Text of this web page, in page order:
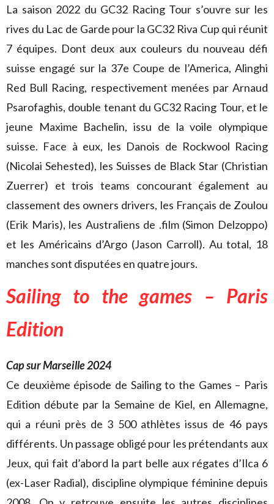
La saison 2022 du GC32 Racing Tour s’ouvre sur les
rives du Lac de Garde pour la GC32 Riva Cup qui réunit
7 équipes. Dont deux aux couleurs du nouveau défi
suisse engagé sur la 37e Coupe de l’America, Alinghi
Red Bull Racing, respectivement menées par Arnaud
Psarofaghis, double tenant du GC32 Racing Tour, et le
jeune Maxime Bachelin, issu de la voile olympique
suisse. Face à eux, les Danois de Rockwool Racing
(Nicolai Sehested), les Suisses de Black Star (Christian
Zuerrer) et trois teams concourant également au
classement des owners drivers, les Français de Zoulou
(Erik Maris), les Australiens de .film (Simon Delzoppo)
et les Américains d’Argo (Jason Carroll). Au total, 18
manches sont disputées en quatre jours.
Sailing to the games – Paris
Edition
Cap sur Marseille 2024
Ce deuxième épisode de Sailing to the Games – Paris
Edition débute par la Semaine de Kiel, en Allemagne,
qui a réuni près de 3 500 athlètes issus de 46 pays
différents. Un passage obligé pour les prétendants aux
Jeux, qui fait d’abord la part belle aux régates d’Ilca 6
(ex-Laser Radial), discipline olympique féminine depuis